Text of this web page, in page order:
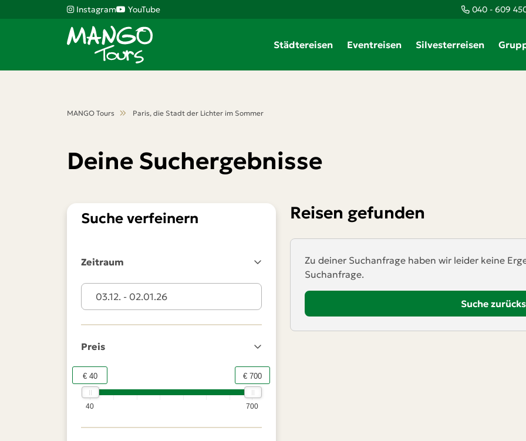
Instagram YouTube 040 - 609
Städtereisen Eventreisen Silvesterreisen
MANGO Tours Paris, die Stadt der Lichter im Sommer
Deine Suchergebnisse
Suche verfeinern
Zeitraum
Preis
40 700
€ 40 € 700
Reisen gefunden
Zu deiner Suchanfrage haben wir leider keine
Suchanfrage.
Suche